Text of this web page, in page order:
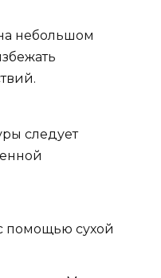
небольшом
следует
помощью сухой